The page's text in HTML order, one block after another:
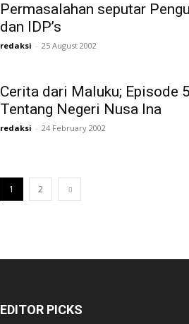
Permasalahan seputar
dan IDP’s
redaksi - 25 August 2002
Cerita dari Maluku; Episode
Tentang Negeri Nusa Ina
redaksi - 24 February 2002
1 2
EDITOR PICKS